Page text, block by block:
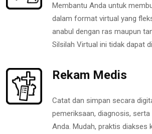
Membantu Anda untuk
dalam format virtual yang
anabul dengan ras maupun
Silsilah Virtual ini tidak dapat
Rekam Medis
Catat dan simpan secara
pemeriksaan, diagnosis,
Anda. Mudah, praktis diakses